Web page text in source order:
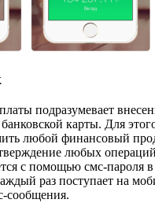
подразумевает
карты. Для
любой финансовый
любых
с помощью смс-пароля
раз поступает на
сообщения.